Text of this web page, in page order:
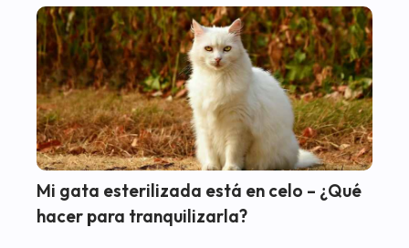
Mi gata esterilizada está en celo – ¿Qué
hacer para tranquilizarla?